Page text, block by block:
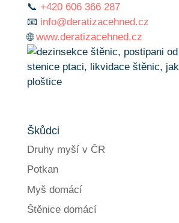
📞 +420 606 366 287
📧 info@deratizacehned.cz
🌐www.deratizacehned.cz
Škůdci
Druhy myší v ČR
Potkan
Myš domácí
Štěnice domácí